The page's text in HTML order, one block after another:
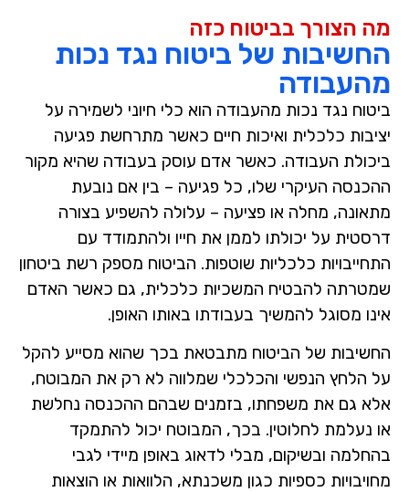
מה הצורך בביטוח כזה
החשיבות של ביטוח נגד נכות
מהעבודה
ביטוח נגד נכות מהעבודה הוא כלי חיוני לשמירה על
יציבות כלכלית ואיכות חיים כאשר מתרחשת פגיעה
ביכולת העבודה. כאשר אדם עוסק בעבודה שהיא מקור
ההכנסה העיקרי שלו, כל פגיעה – בין אם נובעת
מתאונה, מחלה או פציעה – עלולה להשפיע בצורה
דרסטית על יכולתו לממן את חייו ולהתמודד עם
התחייבויות כלכליות שוטפות. הביטוח מספק רשת ביטחון
שמטרתה להבטיח המשכיות כלכלית, גם כאשר האדם
אינו מסוגל להמשיך בעבודתו באותו האופן.
החשיבות של הביטוח מתבטאת בכך שהוא מסייע להקל
על הלחץ הנפשי והכלכלי שמלווה לא רק את המבוטח,
אלא גם את משפחתו, בזמנים שבהם ההכנסה נחלשת
או נעלמת לחלוטין. בכך, המבוטח יכול להתמקד
בהחלמה ובשיקום, מבלי לדאוג באופן מיידי לגבי
מחויבויות כספיות כגון משכנתא, הלוואות או הוצאות